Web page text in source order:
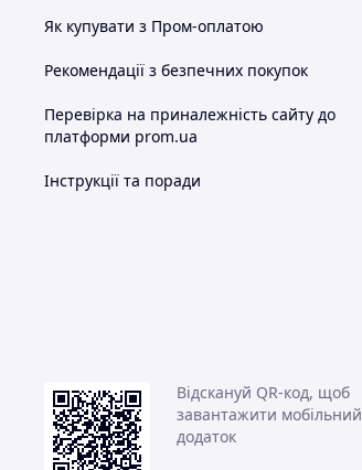
Як купувати з Пром-оплатою
Рекомендації з безпечних покупок
Перевірка на приналежність сайту до
платформи prom.ua
Інструкції та поради
Відскануй QR-код, щоб
завантажити мобільний
додаток